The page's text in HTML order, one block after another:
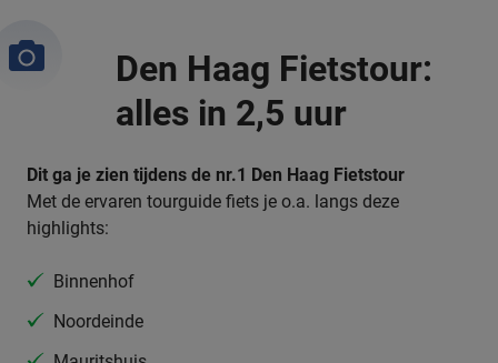
Den Haag Fietstour:
alles in 2,5 uur
Dit ga je zien tijdens de nr.1 Den Haag Fietstour
Met de ervaren tourguide fiets je o.a. langs deze
highlights:
Binnenhof
Noordeinde